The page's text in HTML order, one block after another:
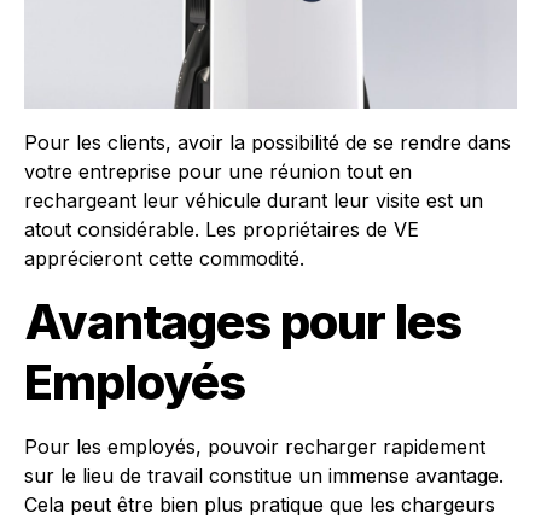
Pour les clients, avoir la possibilité de se rendre dans
votre entreprise pour une réunion tout en
rechargeant leur véhicule durant leur visite est un
atout considérable. Les propriétaires de VE
apprécieront cette commodité.
Avantages pour les
Employés
Pour les employés, pouvoir recharger rapidement
sur le lieu de travail constitue un immense avantage.
Cela peut être bien plus pratique que les chargeurs